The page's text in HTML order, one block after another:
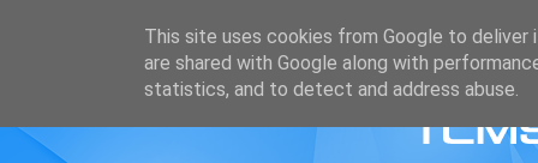
This site uses cookies from Google to deliver
are shared with Google along with
statistics, and to detect and address abuse.